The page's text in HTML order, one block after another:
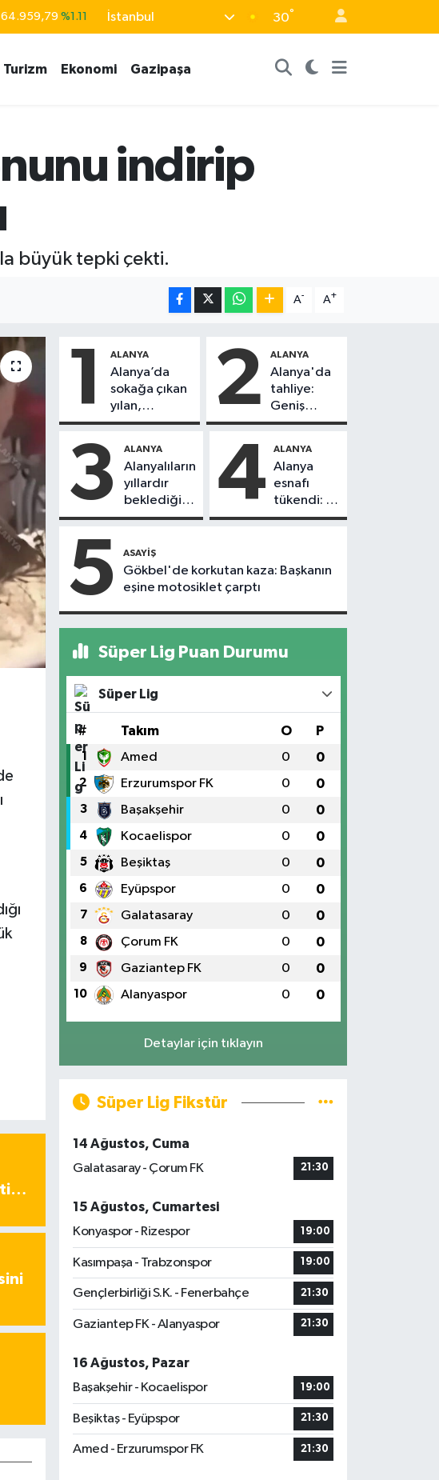
47,7436 %0.18
İstanbul 30°
Turizm Ekonomi Gazipaşa
indirip
büyük tepki çekti.
A- A+
1 ALANYA
Alanya’da
sokağa çıkan
yılan,
vatandaşı
2 ALANYA
Alanya'da
tahliye:
Geniş
güvenlik
alındı
3 ALANYA
Alanyalıların
yıllardır
beklediği
yol askıdan
4 ALANYA
Alanya
esnafı
tükendi: 1
ayda 150
5 ASAYIŞ
Gökbel'de korkutan kaza: Başkanın
eşine motosiklet çarptı
Süper Lig Puan Durumu
Süper Lig
# Takım O P
1 Amed 0 0
2 Erzurumspor FK 0 0
3 Başakşehir 0 0
4 Kocaelispor 0 0
5 Beşiktaş 0 0
6 Eyüpspor 0 0
7 Galatasaray 0 0
8 Çorum FK 0 0
9 Gaziantep FK 0 0
10 Alanyaspor 0 0
Detaylar için tıklayın
Süper Lig Fikstür
14 Ağustos, Cuma
Galatasaray - Çorum FK
21:30
15 Ağustos, Cumartesi
Konyaspor - Rizespor
19:00
Kasımpaşa - Trabzonspor 19:00
Gençlerbirliği S.K. - Fenerbahçe 21:30
Gaziantep FK - Alanyaspor 21:30
16 Ağustos, Pazar
Başakşehir - Kocaelispor
19:00
Beşiktaş - Eyüpspor 21:30
Amed - Erzurumspor FK 21:30